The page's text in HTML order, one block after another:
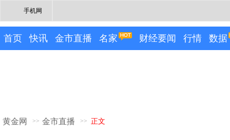
手机网
首页 快讯 金市直播 名家 财经要闻 行情 数据
黄金网 >> 金市直播 >> 正文